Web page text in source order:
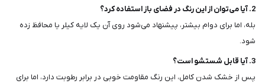
2. آیا می‌توان از این رنگ در فضای باز استفاده کرد؟
بله، اما برای دوام بیشتر، پیشنهاد می‌شود روی آن یک لایه کیلر یا محافظ زده
شود.
3. آیا قابل شستشو است؟
پس از خشک شدن کامل، این رنگ مقاومت خوبی در برابر رطوبت دارد، اما برای